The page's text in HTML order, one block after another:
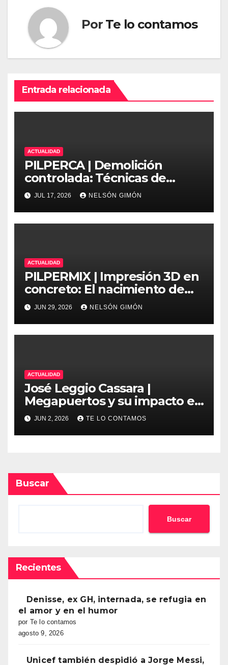
Por Te lo contamos
Entrada relacionada
ACTUALIDAD
PILPERCA | Demolición
controlada: Técnicas de
precisión y protocolos de
seguridad en la ingeniería
moderna
JUL 17, 2026 NELSÓN GIMÓN
ACTUALIDAD
PILPERMIX | Impresión 3D en
concreto: El nacimiento de
una nueva era arquitectónica
automatizada
JUN 29, 2026 NELSÓN GIMÓN
ACTUALIDAD
José Leggio Cassara |
Megapuertos y su impacto en
el turismo y el comercio
global
JUN 2, 2026 TE LO CONTAMOS
Buscar
Buscar
Recientes
Denisse, ex GH, internada, se refugia en
el amor y en el humor
por Te lo contamos
agosto 9, 2026
Unicef también despidió a Jorge Messi,